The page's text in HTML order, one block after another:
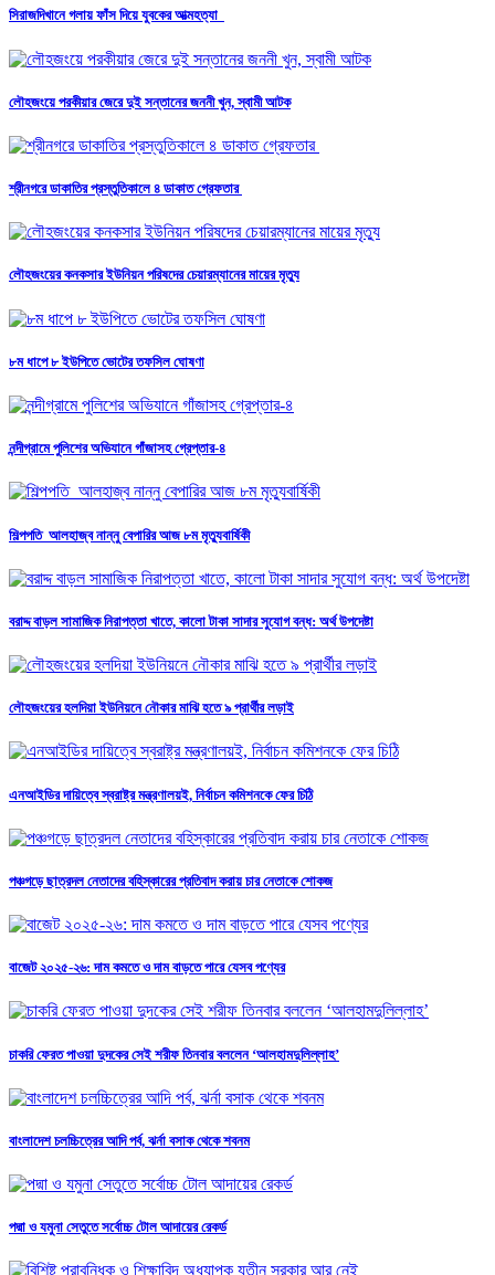
সিরাজদিখানে গলায় ফাঁস দিয়ে যুবকের আত্মহত্যা
লৌহজংয়ে পরকীয়ার জেরে দুই সন্তানের জননী খুন, স্বামী আটক
শ্রীনগরে ডাকাতির প্রস্তুতিকালে ৪ ডাকাত গ্রেফতার
লৌহজংয়ের কনকসার ইউনিয়ন পরিষদের চেয়ারম্যানের মায়ের মৃত্যু
৮ম ধাপে ৮ ইউপিতে ভোটের তফসিল ঘোষণা
নন্দীগ্রামে পুলিশের অভিযানে গাঁজাসহ গ্রেপ্তার-৪
শিল্পপতি আলহাজ্ব নান্নু বেপারির আজ ৮ম মৃত্যুবার্ষিকী
বরাদ্দ বাড়ল সামাজিক নিরাপত্তা খাতে, কালো টাকা সাদার সুযোগ বন্ধ: অর্থ উপদেষ্টা
লৌহজংয়ের হলদিয়া ইউনিয়নে নৌকার মাঝি হতে ৯ প্রার্থীর লড়াই
এনআইডির দায়িত্বে স্বরাষ্ট্র মন্ত্রণালয়ই, নির্বাচন কমিশনকে ফের চিঠি
পঞ্চগড়ে ছাত্রদল নেতাদের বহিস্কারের প্রতিবাদ করায় চার নেতাকে শোকজ
বাজেট ২০২৫-২৬: দাম কমতে ও দাম বাড়তে পারে যেসব পণ্যের
চাকরি ফেরত পাওয়া দুদকের সেই শরীফ তিনবার বললেন ‘আলহামদুলিল্লাহ’
বাংলাদেশ চলচ্চিত্রের আদি পর্ব, ঝর্না বসাক থেকে শবনম
পদ্মা ও যমুনা সেতুতে সর্বোচ্চ টোল আদায়ের রেকর্ড